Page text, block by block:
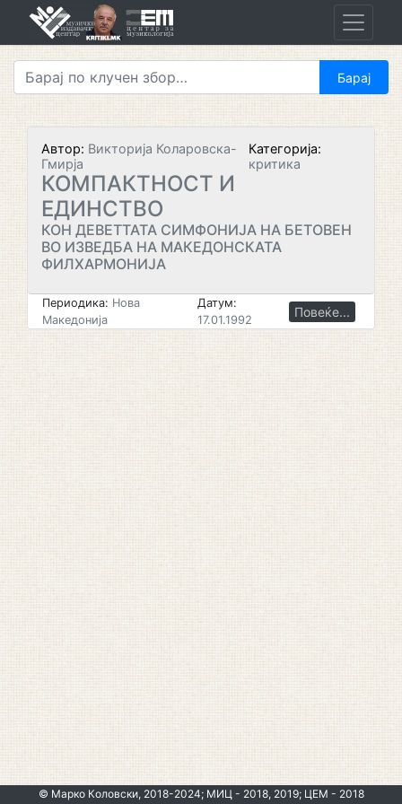
Автор: Викторија Коларовска-
Гмирја
Категорија:
критика
КОМПАКТНОСТ И
ЕДИНСТВО
КОН ДЕВЕТТАТА СИМФОНИЈА НА БЕТОВЕН
ВО ИЗВЕДБА НА МАКЕДОНСКАТА
ФИЛХАРМОНИЈА
Периодика: Нова
Македонија
Датум:
17.01.1992
Повеќе...
© Марко Коловски, 2018-2024; МИЦ - 2018, 2019; ЦЕМ - 2018